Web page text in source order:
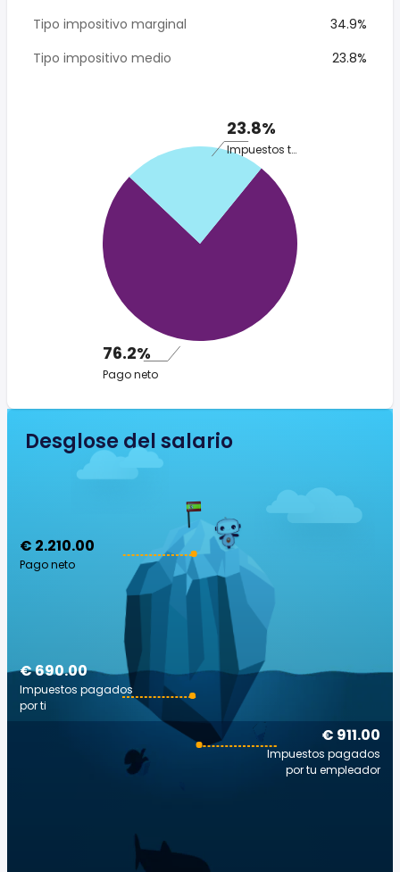
Tipo impositivo marginal
34.9%
Tipo impositivo medio
23.8%
23.8%
Impuestos totales
76.2%
Pago neto
Desglose del salario
€ 2.210.00
Pago neto
€ 911.00
Impuestos pagados
por tu empleador
€ 690.00
Impuestos pagados
por ti